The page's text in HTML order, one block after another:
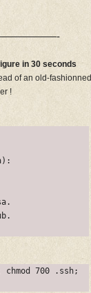
in 30 seconds
of an old-fashionned
!
700 .ssh;